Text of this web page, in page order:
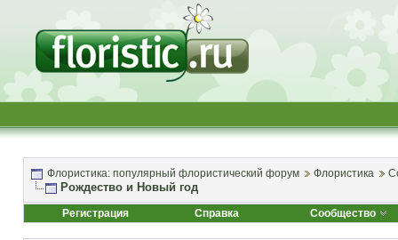
Флористика: популярный флористический форум Флористика
Рождество и Новый год
Регистрация Справка Сообщество